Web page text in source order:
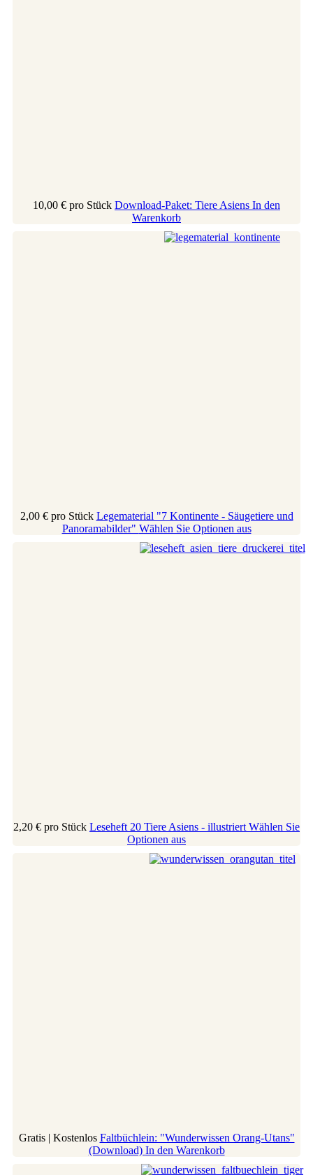
10,00 € pro Stück Download-Paket: Tiere Asiens In den
Warenkorb
2,00 € pro Stück Legematerial "7 Kontinente - Säugetiere und
Panoramabilder" Wählen Sie Optionen aus
2,20 € pro Stück Leseheft 20 Tiere Asiens - illustriert Wählen Sie
Optionen aus
Gratis | Kostenlos Faltbüchlein: "Wunderwissen Orang-Utans"
(Download) In den Warenkorb